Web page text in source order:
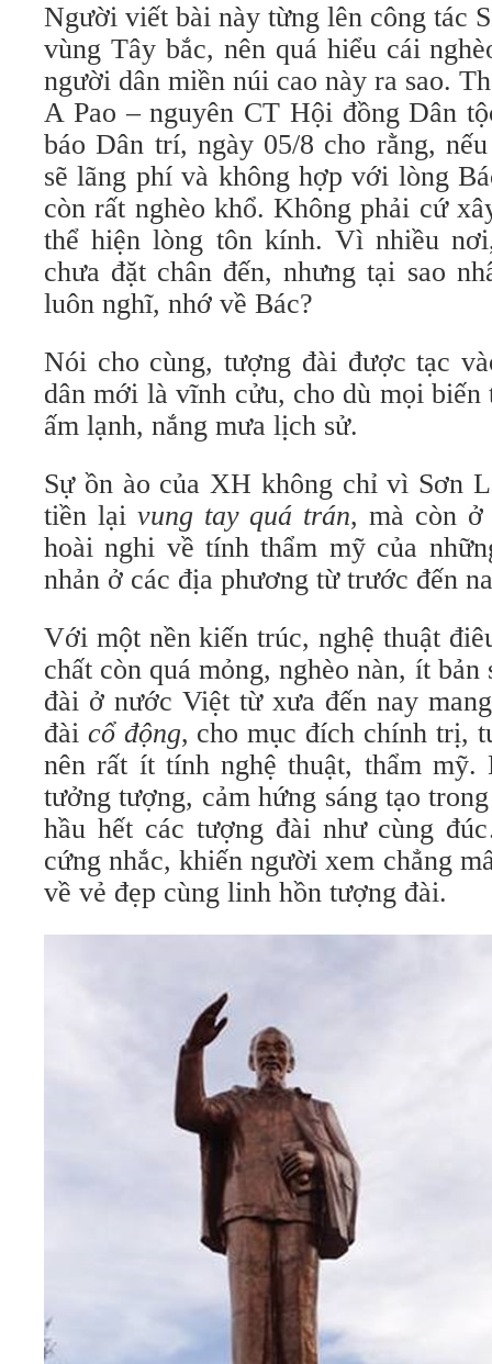
Người viết bài này từng lên công tác
vùng Tây bắc, nên quá hiểu cái
người dân miền núi cao này ra sao.
A Pao – nguyên CT Hội đồng Dân
báo Dân trí, ngày 05/8 cho rằng,
sẽ lãng phí và không hợp với lòng
còn rất nghèo khổ. Không phải cứ
thể hiện lòng tôn kính. Vì nhiều
chưa đặt chân đến, nhưng tại sao
luôn nghĩ, nhớ về Bác?
Nói cho cùng, tượng đài được tạc
dân mới là vĩnh cửu, cho dù mọi
ấm lạnh, nắng mưa lịch sử.
Sự ồn ào của XH không chỉ vì Sơn
tiền lại vung tay quá trán, mà còn
hoài nghi về tính thẩm mỹ của
nhản ở các địa phương từ trước đến
Với một nền kiến trúc, nghệ thuật
chất còn quá mỏng, nghèo nàn, ít
đài ở nước Việt từ xưa đến nay
đài cổ động, cho mục đích chính trị,
nên rất ít tính nghệ thuật, thẩm mỹ.
tưởng tượng, cảm hứng sáng tạo
hầu hết các tượng đài như cùng
cứng nhắc, khiến người xem chẳng
về vẻ đẹp cùng linh hồn tượng đài.